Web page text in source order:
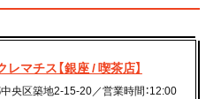
レマチス【銀座 / 喫茶店】
中央区築地2-15-20／営業時間：12:00